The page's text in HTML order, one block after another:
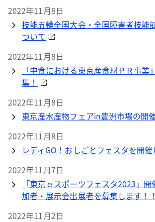
2022年11月8日
技能五輪全国大会・全国障害者技能
ついて
2022年11月8日
「中食における東京産食材ＰＲ事業
集！
2022年11月8日
東京産水産物フェアin豊洲市場の開
2022年11月8日
レディGO！おしごとフェスタを開催
2022年11月7日
「東京ｅスポーツフェスタ2023」
加者・展示会出展者を募集します！！
2022年11月2日